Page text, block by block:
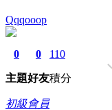
Qqqooop
0
主題
0
好友
110
積分
初級會員